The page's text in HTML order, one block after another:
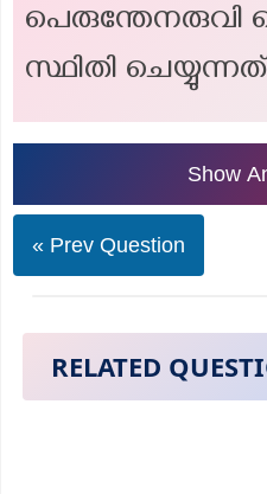
പെരുന്തേനരുവി
സ്ഥിതി
Show
« Prev Question
RELATED